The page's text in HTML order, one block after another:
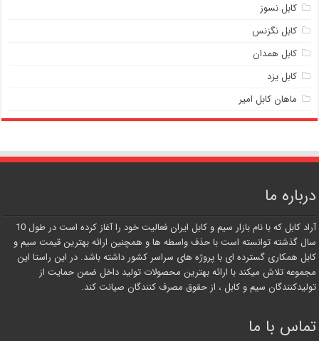
کابل نسوز
کابل نگزنس
کابل همدان
کابل یزد
ماهان کابل امیر
درباره ما
آراد کابل که با نام بازار سیم و کابل ایران فعالیت خود را آغاز کرده است در طول 10
سال گذشته توانسته است با حذف واسطه ها و همچنین ارائه بهترین قیمت سیم و
کابل همکاری گسترده ای با پروژه های سراسر کشور داشته باشد. در این راستا این
مجموعه تلاش میکند با ارائه بهترین محصولات تولید داخل ضمن حمایت از
تولیدکنندگان سیم و کابل ، از حقوق مصرف کنندگان صیانت کند.
تماس با ما